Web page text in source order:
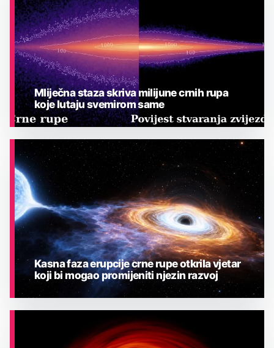
ASTRONOMIJA
Mliječna staza skriva milijune crnih rupa
koje lutaju svemirom same
Kasna faza erupcije crne rupe otkrila vjetar
koji bi mogao promijeniti njezin razvoj